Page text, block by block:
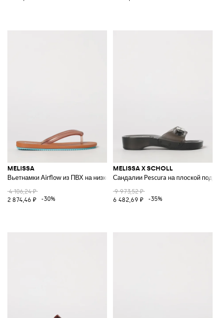
MELISSA
Вьетнамки Airflow из ПВХ на низком каблуке
4 106,24 ₽
2 874,46 ₽
-30%
MELISSA X SCHOLL
Сандалии Pescura на плоской
9 973,52 ₽
6 482,69 ₽
-35%